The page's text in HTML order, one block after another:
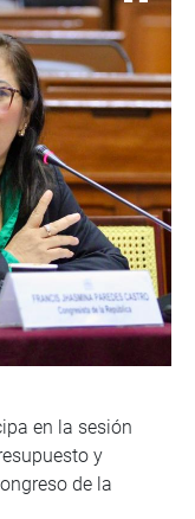
en la sesión
y
de la